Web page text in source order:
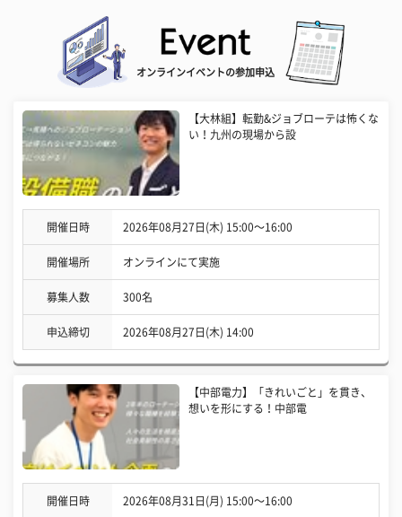
オンラインイベントの参加申込
【大林組】転勤&ジョブローテは怖くな
い！九州の現場から設
開催日時 2026年08月27日(木) 15:00〜16:00
開催場所 オンラインにて実施
募集人数 300名
申込締切 2026年08月27日(木) 14:00
【中部電力】「きれいごと」を貫き、
想いを形にする！中部電
開催日時 2026年08月31日(月) 15:00〜16:00